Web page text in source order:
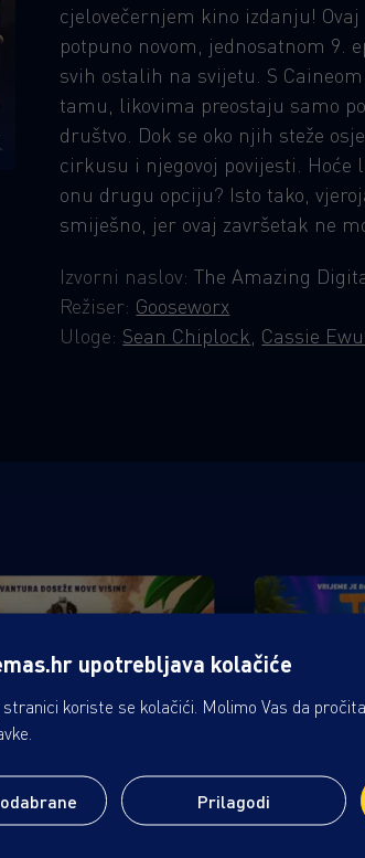
cjelovečernjem kino izdanju!
potpuno novom, jednosatnom 9.
svih ostalih na svijetu. S
tamu, likovima preostaju samo
društvo. Dok se oko njih steže
cirkusu i njegovoj povijesti.
onu drugu opciju? Isto tako,
smiješno, jer ovaj završetak ne
Izvorni naslov:The Amazing
Režiser: Gooseworx
Uloge: Sean Chiplock Cassie
upotrebljava kolačiće
stranici koriste se kolačići. Molimo Vas da
Prilagodi